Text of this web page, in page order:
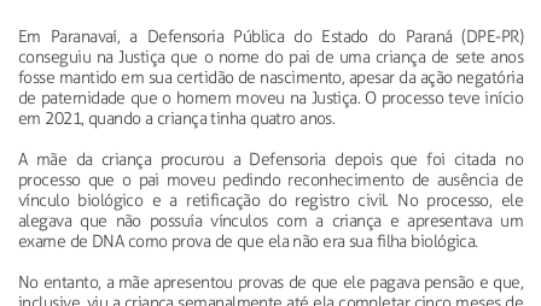
Em Paranavaí, a Defensoria Pública do Estado do Paraná (DPE-PR)
conseguiu na Justiça que o nome do pai de uma criança de sete anos
fosse mantido em sua certidão de nascimento, apesar da ação negatória
de paternidade que o homem moveu na Justiça. O processo teve início
em 2021, quando a criança tinha quatro anos.
A mãe da criança procurou a Defensoria depois que foi citada no
processo que o pai moveu pedindo reconhecimento de ausência de
vínculo biológico e a retificação do registro civil. No processo, ele
alegava que não possuía vínculos com a criança e apresentava um
exame de DNA como prova de que ela não era sua filha biológica.
No entanto, a mãe apresentou provas de que ele pagava pensão e que,